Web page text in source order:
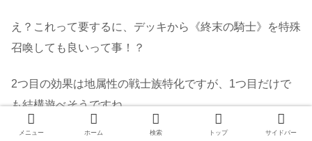
え？これって要するに、デッキから《終末の騎士》を特殊
召喚しても良いって事！？
2つ目の効果は地属性の戦士族特化ですが、1つ目だけで
も結構遊べそうですね。
メニュー ホーム 検索 トップ サイドバー